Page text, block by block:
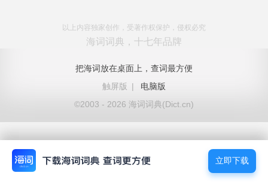
以上内容独家创作，受著作权保护，侵权必究
海词词典，十七年品牌
把海词放在桌面上，查词最方便
触屏版
|
电脑版
©2003 - 2026 海词词典(Dict.cn)
立即下载
立即下载